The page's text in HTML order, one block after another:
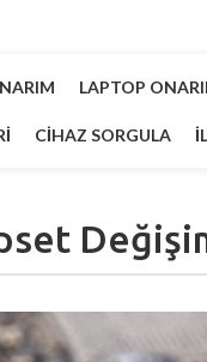
LAPTOP
CIHAZ SORGULA